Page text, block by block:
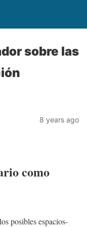
sobre las
8 years ago
como
posibles espacios-